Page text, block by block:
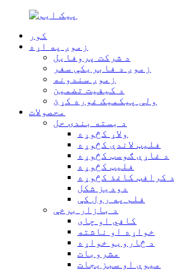
کور
زموږ په اړه
د شرکت پروفایل
زموږ د فابریکې سفر
زموږ سندونه
د کیفیت تضمین
ولې پیکمیک غوره کړئ
محصولات
د بسته بندۍ حل
ولاړ کڅوړه
فلیټ لاندې کڅوړه
د غاړې ګوسټ کڅوړه
فلیټ کڅوړه
د کرافټ کاغذ کڅوړه
دودیز شکل
فلم په رول کې
د بازار برخې
کافي او چای
خواړه او ناشته
د څارویو خواړه
مشروبات
میوې او سبزیجات